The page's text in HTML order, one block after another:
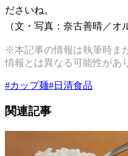
ださいね。
（文・写真：奈古善晴／オ
※本記事の情報は執筆時ま
情報とは異なる可能性があ
#カップ麺#日清食品
関連記事